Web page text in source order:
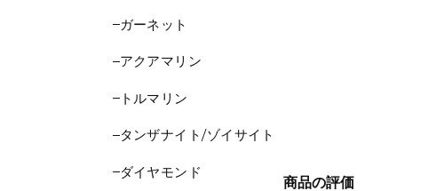
ガーネット
アクアマリン
トルマリン
タンザナイト/ゾイサイト
ダイヤモンド
商品の評価